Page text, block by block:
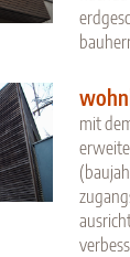
mit